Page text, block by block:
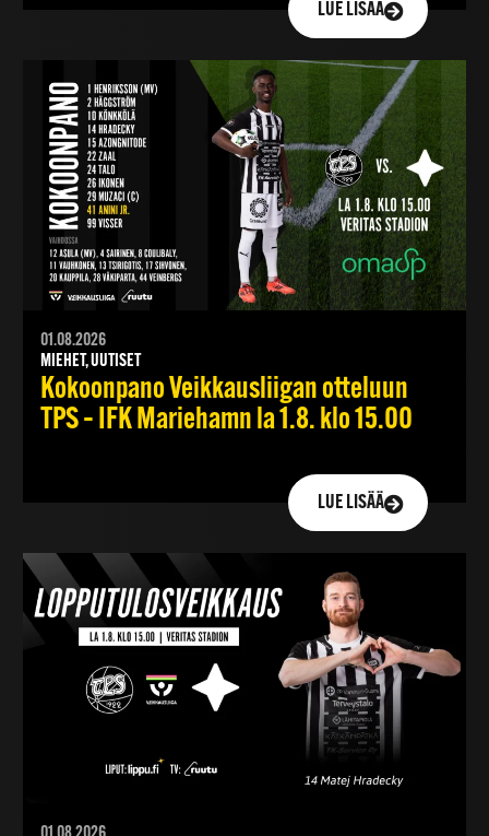
LUE LISÄÄ
01.08.2026
MIEHET, UUTISET
Kokoonpano Veikkausliigan otteluun
TPS – IFK Mariehamn la 1.8. klo 15.00
LUE LISÄÄ